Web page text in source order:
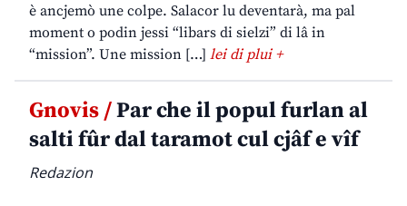
è ancjemò une colpe. Salacor lu deventarà, ma pal
moment o podin jessi “libars di sielzi” di lâ in
“mission”. Une mission […] lei di plui +
Gnovis /Par che il popul furlan al
salti fûr dal taramot cul cjâf e vîf
Redazion